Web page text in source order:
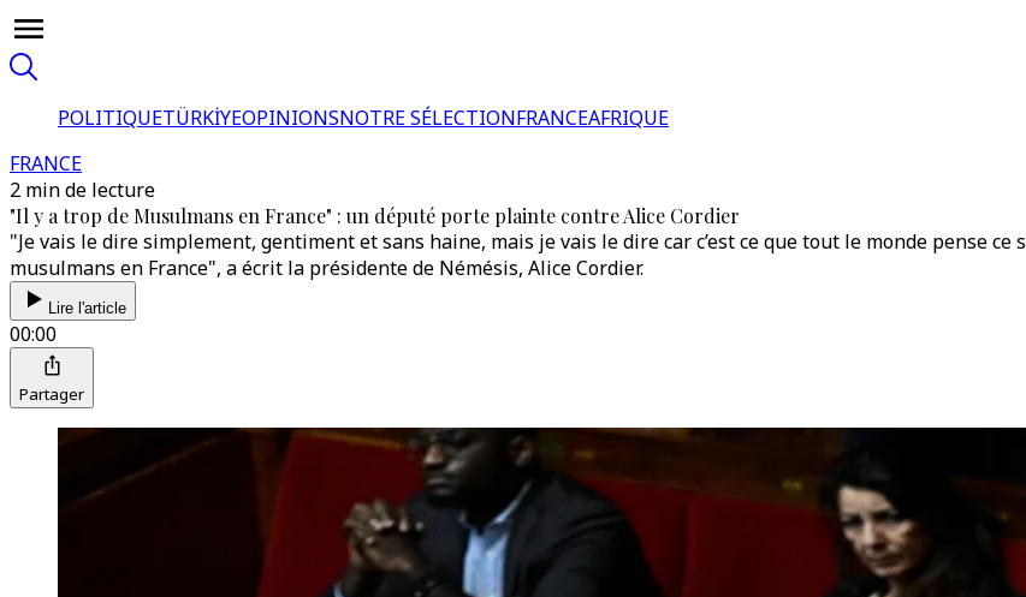
POLITIQUETÜRKİYEOPINIONSNOTRE SÉLECTIONFRANCEAFRIQUE
FRANCE
2 min de lecture
"Il y a trop de Musulmans en France" : un député porte plainte contre Alice Cordier
"Je vais le dire simplement, gentiment et sans haine, mais je vais le dire car c’est ce que tout le monde pense ce
musulmans en France", a écrit la présidente de Némésis, Alice Cordier.
Lire l'article
00:00
Partager